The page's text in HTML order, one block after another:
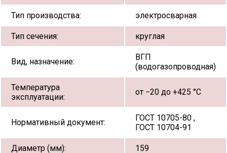
Тип производства: электросварная
Тип сечения: круглая
Вид, назначение:
ВГП
(водогазопроводная)
Температура
эксплуатации:
от −20 до +425 °С
Нормативный документ:
ГОСТ 10705-80 ,
ГОСТ 10704-91
Диаметр (мм): 159